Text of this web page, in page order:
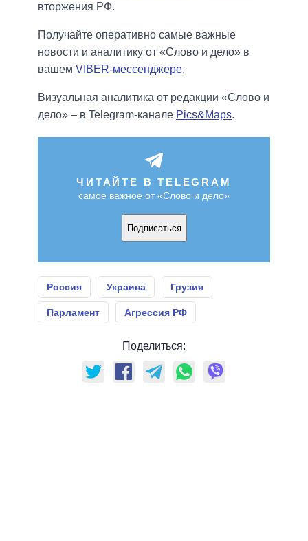
вторжения РФ.
Получайте оперативно самые важные
новости и аналитику от «Слово и дело» в
вашем VIBER-мессенджере.
Визуальная аналитика от редакции «Слово и
дело» – в Telegram-канале Pics&Maps.
ЧИТАЙТЕ В TELEGRAM
самое важное от «Слово и дело»
Подписаться
Россия Украина Грузия
Парламент Агрессия РФ
Поделиться: